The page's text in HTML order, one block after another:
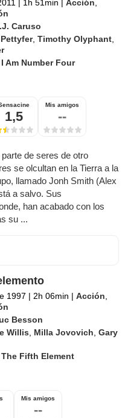
| 1h 51min | Acción
Caruso
,Timothy Olyphant
I Am Number Four
1,5
Mis amigos
--
de seres de otro
se olcultan en la Tierra a la
llamado Jonh Smith (Alex
a salvo. Sus
han acabado con los
su ...
1997 | 2h 06min | Acción
Besson
Willis Milla Jovovich ,Gary
The Fifth Element
Mis amigos
--